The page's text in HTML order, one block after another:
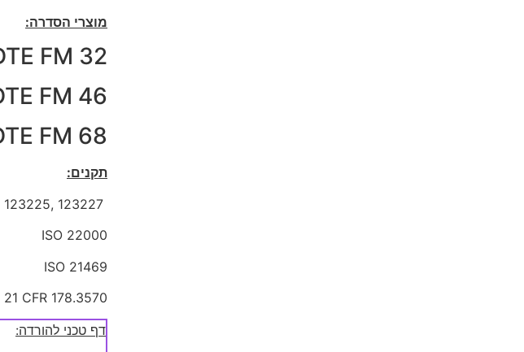
מוצרי הסדרה:
FM 32
FM 46
FM 68
תקנים:
ISO 22000
ISO 21469
21 CFR 178.3570
דף טכני להורדה: